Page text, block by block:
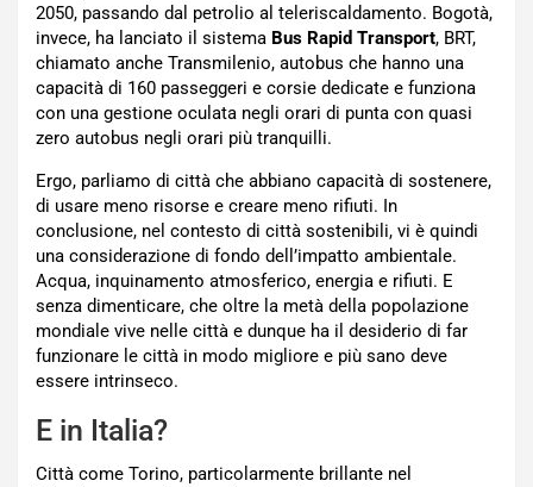
2050, passando dal petrolio al teleriscaldamento. Bogotà,
invece, ha lanciato il sistema Bus Rapid Transport, BRT,
chiamato anche Transmilenio, autobus che hanno una
capacità di 160 passeggeri e corsie dedicate e funziona
con una gestione oculata negli orari di punta con quasi
zero autobus negli orari più tranquilli.
Ergo, parliamo di città che abbiano capacità di sostenere,
di usare meno risorse e creare meno rifiuti. In
conclusione, nel contesto di città sostenibili, vi è quindi
una considerazione di fondo dell’impatto ambientale.
Acqua, inquinamento atmosferico, energia e rifiuti. E
senza dimenticare, che oltre la metà della popolazione
mondiale vive nelle città e dunque ha il desiderio di far
funzionare le città in modo migliore e più sano deve
essere intrinseco.
E in Italia?
Città come Torino, particolarmente brillante nel